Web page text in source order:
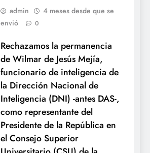
admin
4 meses desde que se
envió
0
Rechazamos la permanencia
de Wilmar de Jesús Mejía,
funcionario de inteligencia de
la Dirección Nacional de
Inteligencia (DNI) -antes DAS-,
como representante del
Presidente de la República en
el Consejo Superior